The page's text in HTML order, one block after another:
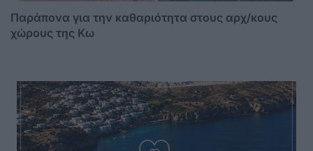
Παράπονα για την καθαριότητα στους αρχ/κους
χώρους της Κω